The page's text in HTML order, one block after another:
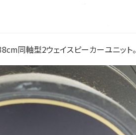
同軸型2ウェイスピーカーユニット。